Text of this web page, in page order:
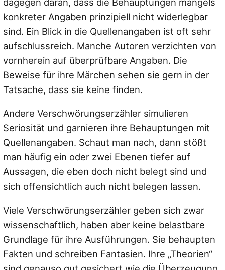
konkreter Angaben prinzipiell nicht widerlegbar
sind. Ein Blick in die Quellenangaben ist oft sehr
aufschlussreich. Manche Autoren verzichten von
vornherein auf überprüfbare Angaben. Die
Beweise für ihre Märchen sehen sie gern in der
Tatsache, dass sie keine finden.
Andere Verschwörungserzähler simulieren
Seriosität und garnieren ihre Behauptungen mit
Quellenangaben. Schaut man nach, dann stößt
man häufig ein oder zwei Ebenen tiefer auf
Aussagen, die eben doch nicht belegt sind und
sich offensichtlich auch nicht belegen lassen.
Viele Verschwörungserzähler geben sich zwar
wissenschaftlich, haben aber keine belastbare
Grundlage für ihre Ausführungen. Sie behaupten
Fakten und schreiben Fantasien. Ihre „Theorien“